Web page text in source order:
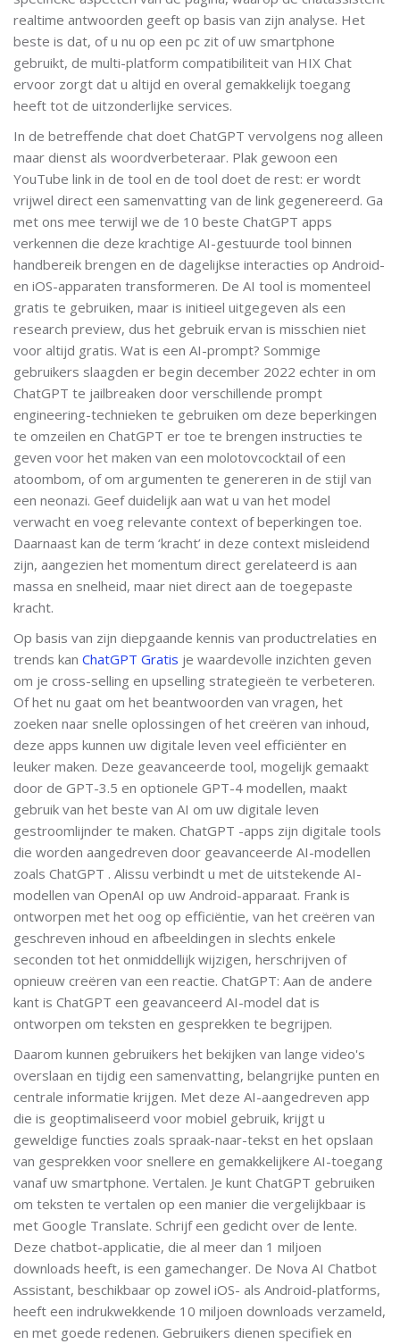
realtime antwoorden geeft op basis van zijn analyse. Het
beste is dat, of u nu op een pc zit of uw smartphone
gebruikt, de multi-platform compatibiliteit van HIX Chat
ervoor zorgt dat u altijd en overal gemakkelijk toegang
heeft tot de uitzonderlijke services.
In de betreffende chat doet ChatGPT vervolgens nog alleen
maar dienst als woordverbeteraar. Plak gewoon een
YouTube link in de tool en de tool doet de rest: er wordt
vrijwel direct een samenvatting van de link gegenereerd. Ga
met ons mee terwijl we de 10 beste ChatGPT apps
verkennen die deze krachtige AI-gestuurde tool binnen
handbereik brengen en de dagelijkse interacties op Android-
en iOS-apparaten transformeren. De AI tool is momenteel
gratis te gebruiken, maar is initieel uitgegeven als een
research preview, dus het gebruik ervan is misschien niet
voor altijd gratis. Wat is een AI-prompt? Sommige
gebruikers slaagden er begin december 2022 echter in om
ChatGPT te jailbreaken door verschillende prompt
engineering-technieken te gebruiken om deze beperkingen
te omzeilen en ChatGPT er toe te brengen instructies te
geven voor het maken van een molotovcocktail of een
atoombom, of om argumenten te genereren in de stijl van
een neonazi. Geef duidelijk aan wat u van het model
verwacht en voeg relevante context of beperkingen toe.
Daarnaast kan de term ‘kracht’ in deze context misleidend
zijn, aangezien het momentum direct gerelateerd is aan
massa en snelheid, maar niet direct aan de toegepaste
kracht.
Op basis van zijn diepgaande kennis van productrelaties en
trends kan ChatGPT Gratis je waardevolle inzichten geven
om je cross-selling en upselling strategieën te verbeteren.
Of het nu gaat om het beantwoorden van vragen, het
zoeken naar snelle oplossingen of het creëren van inhoud,
deze apps kunnen uw digitale leven veel efficiënter en
leuker maken. Deze geavanceerde tool, mogelijk gemaakt
door de GPT-3.5 en optionele GPT-4 modellen, maakt
gebruik van het beste van AI om uw digitale leven
gestroomlijnder te maken. ChatGPT -apps zijn digitale tools
die worden aangedreven door geavanceerde AI-modellen
zoals ChatGPT . Alissu verbindt u met de uitstekende AI-
modellen van OpenAI op uw Android-apparaat. Frank is
ontworpen met het oog op efficiëntie, van het creëren van
geschreven inhoud en afbeeldingen in slechts enkele
seconden tot het onmiddellijk wijzigen, herschrijven of
opnieuw creëren van een reactie. ChatGPT: Aan de andere
kant is ChatGPT een geavanceerd AI-model dat is
ontworpen om teksten en gesprekken te begrijpen.
Daarom kunnen gebruikers het bekijken van lange video's
overslaan en tijdig een samenvatting, belangrijke punten en
centrale informatie krijgen. Met deze AI-aangedreven app
die is geoptimaliseerd voor mobiel gebruik, krijgt u
geweldige functies zoals spraak-naar-tekst en het opslaan
van gesprekken voor snellere en gemakkelijkere AI-toegang
vanaf uw smartphone. Vertalen. Je kunt ChatGPT gebruiken
om teksten te vertalen op een manier die vergelijkbaar is
met Google Translate. Schrijf een gedicht over de lente.
Deze chatbot-applicatie, die al meer dan 1 miljoen
downloads heeft, is een gamechanger. De Nova AI Chatbot
Assistant, beschikbaar op zowel iOS- als Android-platforms,
heeft een indrukwekkende 10 miljoen downloads verzameld,
en met goede redenen. Gebruikers dienen specifiek en